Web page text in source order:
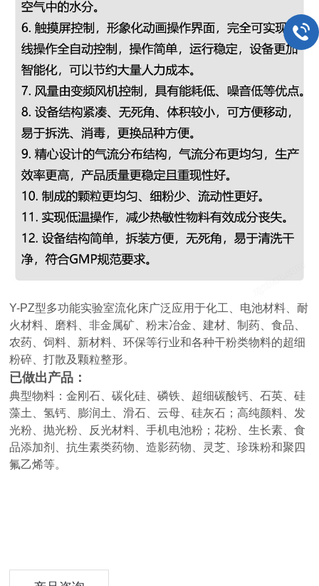
Y-PZ型多功能实验室流化床广泛应用于化工、电池材料、耐
火材料、磨料、非金属矿、粉末冶金、建材、制药、食品、
农药、饲料、新材料、环保等行业和各种干粉类物料的超细
粉碎、打散及颗粒整形。
已做出产品：
典型物料：金刚石、碳化硅、磷铁、超细碳酸钙、石英、硅
藻土、氢钙、膨润土、滑石、云母、硅灰石；高纯颜料、发
光粉、抛光粉、反光材料、手机电池粉；花粉、生长素、食
品添加剂、抗生素类药物、造影药物、灵芝、珍珠粉和聚四
氟乙烯等。